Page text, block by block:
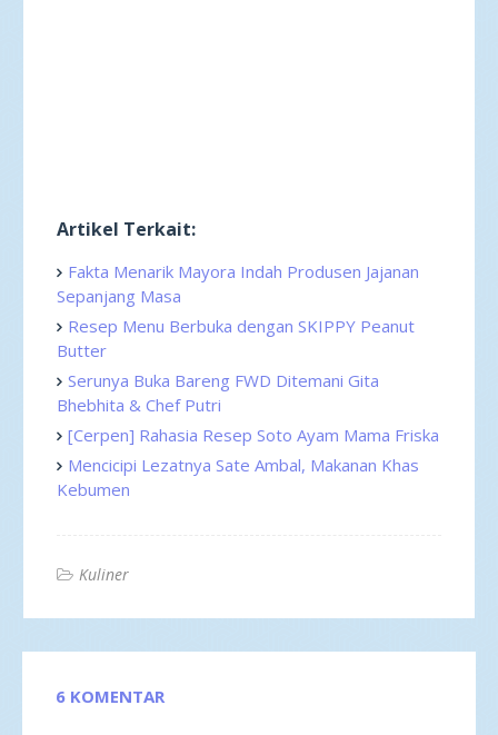
Artikel Terkait:
Fakta Menarik Mayora Indah Produsen Jajanan
Sepanjang Masa
Resep Menu Berbuka dengan SKIPPY Peanut
Butter
Serunya Buka Bareng FWD Ditemani Gita
Bhebhita & Chef Putri
[Cerpen] Rahasia Resep Soto Ayam Mama Friska
Mencicipi Lezatnya Sate Ambal, Makanan Khas
Kebumen
Kuliner
6 KOMENTAR